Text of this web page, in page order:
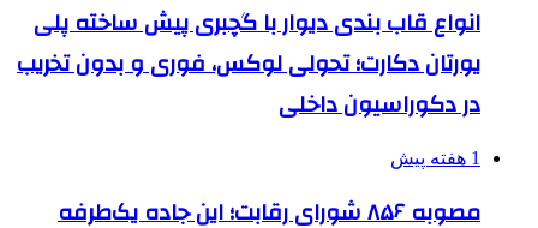
انواع قاب بندی دیوار با گچبری پیش ساخته پلی
یورتان دکارت؛ تحولی لوکس، فوری و بدون تخریب
در دکوراسیون داخلی
1 هفته پیش
مصوبه ۸۵۶ شورای رقابت؛ این جاده یک‌طرفه